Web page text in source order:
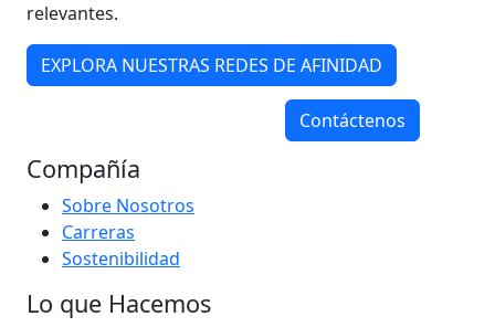
relevantes.
EXPLORA NUESTRAS REDES DE AFINIDAD
Contáctenos
Compañía
Sobre Nosotros
Carreras
Sostenibilidad
Lo que Hacemos